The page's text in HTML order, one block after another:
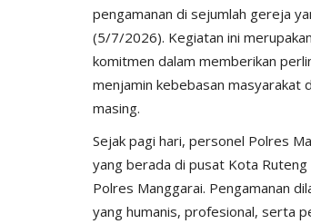
pengamanan di sejumlah gereja
(5/7/2026). Kegiatan ini
komitmen dalam memberikan
menjamin kebebasan masyarakat
masing.
Sejak pagi hari, personel Polres
yang berada di pusat Kota Ruteng
Polres Manggarai. Pengamanan
yang humanis, profesional, serta